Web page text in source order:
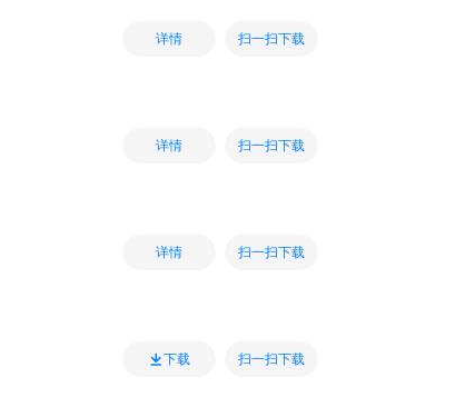
详情 扫一扫下载
详情 扫一扫下载
详情 扫一扫下载
下载 扫一扫下载